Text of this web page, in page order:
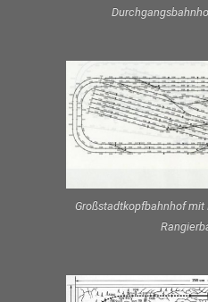
Großstadtkopfbahnhof